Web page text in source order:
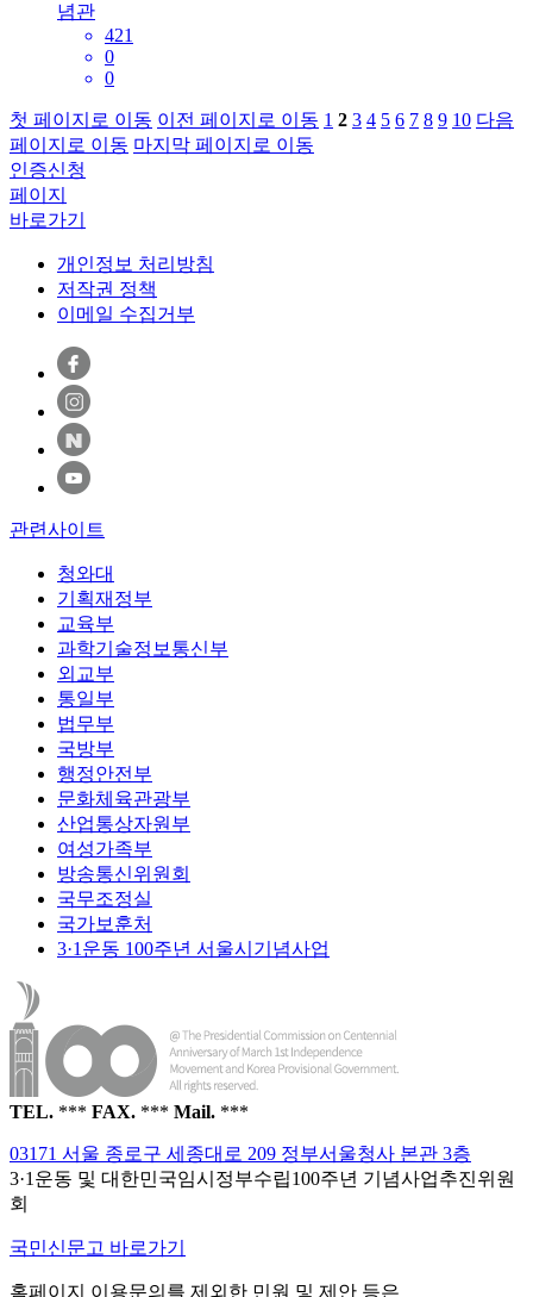
념관
421
0
0
첫 페이지로 이동 이전 페이지로 이동 1 2 3 4 5 6 7 8 9 10 다음
페이지로 이동 마지막 페이지로 이동
인증신청
페이지
바로가기
개인정보 처리방침
저작권 정책
이메일 수집거부
관련사이트
청와대
기획재정부
교육부
과학기술정보통신부
외교부
통일부
법무부
국방부
행정안전부
문화체육관광부
산업통상자원부
여성가족부
방송통신위원회
국무조정실
국가보훈처
3·1운동 100주년 서울시기념사업
TEL. *** FAX. *** Mail. ***
03171 서울 종로구 세종대로 209 정부서울청사 본관 3층
3·1운동 및 대한민국임시정부수립100주년 기념사업추진위원
회
국민신문고 바로가기
홈페이지 이용문의를 제외한 민원 및 제안 등은